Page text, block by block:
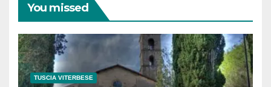
You missed
TUSCIA VITERBESE